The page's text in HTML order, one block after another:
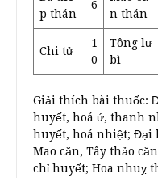
p thán
6
n thán
Chi tử
1
0
Tông lư
bì
Giải thích bài thuốc:
huyết, hoá ứ, thanh
huyết, hoá nhiệt; Đại
Mao căn, Tây thảo
chỉ huyết; Hoa nhuỵ